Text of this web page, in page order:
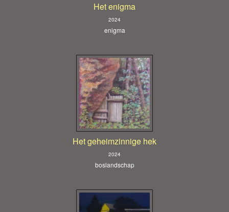
Het enigma
2024
enigma
Het geheimzinnige hek
2024
boslandschap